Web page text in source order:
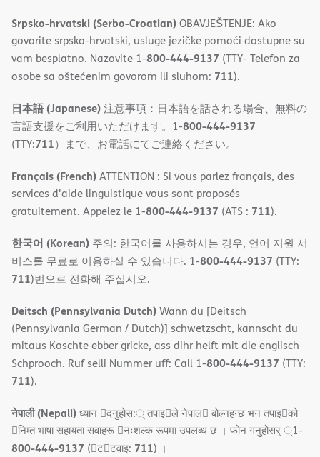
Srpsko-hrvatski (Serbo-Croatian)OBAVJEŠTENJE: Ako
govorite srpsko-hrvatski, usluge jezičke pomoći dostupne su
vam besplatno. Nazovite 1-800-444-9137 (TTY- Telefon za
osobe sa oštećenim govorom ili sluhom: 711).
日本語 (Japanese)注意事項：日本語を話される場合、無料の
言語支援をご利用いただけます。1-800-444-9137
(TTY:711）まで、お電話にてご連絡ください。
Français (French)ATTENTION : Si vous parlez français, des
services d'aide linguistique vous sont proposés
gratuitement. Appelez le 1-800-444-9137 (ATS : 711).
한국어 (Korean) 주의: 한국어를 사용하시는 경우, 언어 지원 서
비스를 무료로 이용하실 수 있습니다. 1-800-444-9137 (TTY:
711)번으로 전화해 주십시오.
Deitsch (Pennsylvania Dutch)Wann du [Deitsch
(Pennsylvania German / Dutch)] schwetzscht, kannscht du
mitaus Koschte ebber gricke, ass dihr helft mit die englisch
Schprooch. Ruf selli Nummer uff: Call 1-800-444-9137 (TTY:
711).
नेपाली (Nepali)ध्यान 􀇑दनुहोस:् तपाइ􀉍ले नेपाल􀈣 बोल्नहन्छ भन तपाइ􀉍को
􀇓निम्त भाषा सहायता सवाहरू 􀇓नःशल्क रूपमा उपलब्ध छ । फोन गनुहोसर् ्1-
800-444-9137 (􀇑ट􀇑टवाइ: 711) ।